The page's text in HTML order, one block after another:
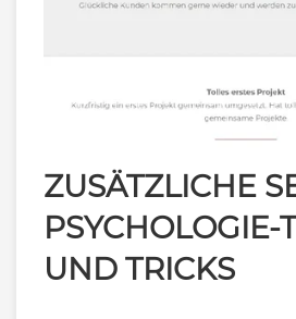
ZUSÄTZLICHE
PSYCHOLOGIE-
UND TRICKS